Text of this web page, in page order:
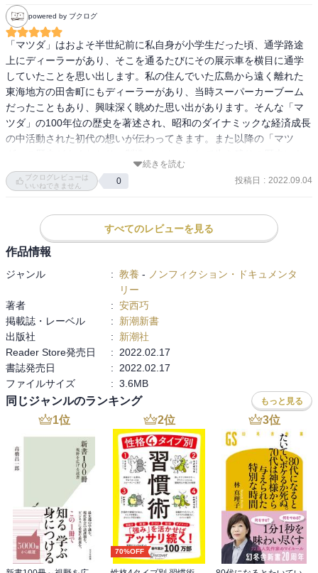
powered by ブクログ
「マツダ」はおよそ半世紀前に私自身が小学生だった頃、通学路途
上にディーラーがあり、そこを通るたびにその展示車を横目に通学
していたことを思い出します。私の住んでいた広島から遠く離れた
東海地方の田舎町にもディーラーがあり、当時スーパーカーブーム
だったこともあり、興味深く眺めた思い出があります。そんな「マ
ツダ」の100年位の歴史を著述され、昭和のダイナミックな経済成長
の中活動された初代の想いが伝わってきます。また以降の「マツ
感慨深いものがありました。子供の頃みた「マツダ」コスモはかっ
こよく、今でもヨーロッパテイストのスタイリッシュな車が多く、
かしさを感じるとともに昭和の時代を感じる良書でした。
続きを読む
ブクログレビューは
いいねできません
0 投稿日 : 2022.09.04
すべてのレビューを見る
作品情報
ジャンル : 教養 - ノンフィクション・ドキュメンタ
リー
著者
: 安西巧
掲載誌・レーベル
:
新潮新書
出版社
:
新潮社
Reader Store発売日
:
2022.02.17
書誌発売日
:
2022.02.17
ファイルサイズ
: 3.6MB
同じジャンルのランキング もっと見る
1位 2位
70%OFF
3位